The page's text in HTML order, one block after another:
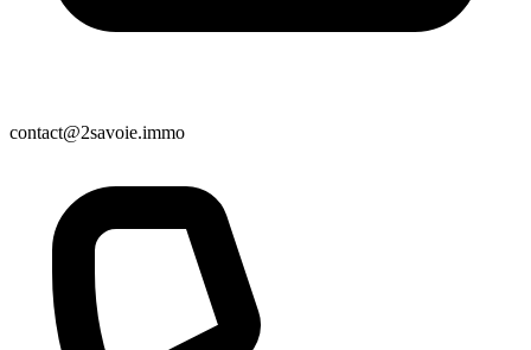
contact@2savoie.immo